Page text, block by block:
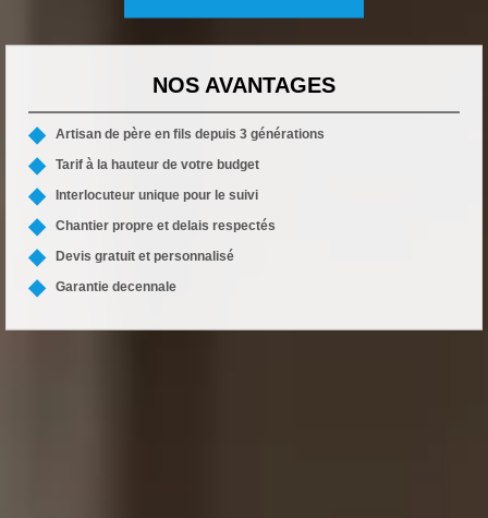
NOS AVANTAGES
Artisan de père en fils depuis 3 générations
Tarif à la hauteur de votre budget
Interlocuteur unique pour le suivi
Chantier propre et delais respectés
Devis gratuit et personnalisé
Garantie decennale